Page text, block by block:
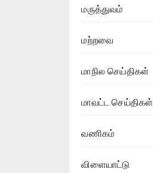
மருத்துவம்
மற்றவை
மாநில செய்திகள்
மாவட்ட செய்திகள்
வணிகம்
விளையாட்டு